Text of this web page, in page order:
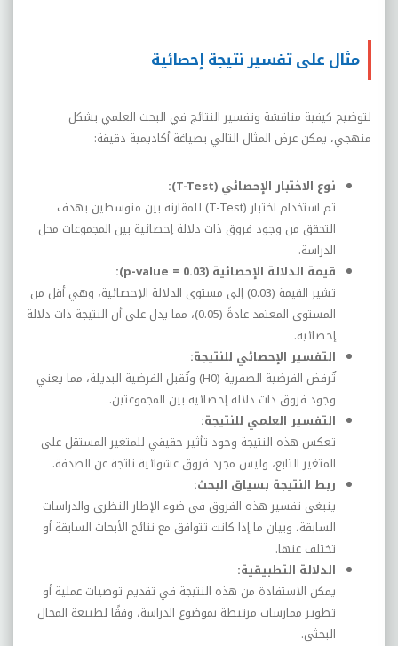
مثال على تفسير نتيجة إحصائية
لتوضيح كيفية مناقشة وتفسير النتائج في البحث العلمي بشكل
منهجي، يمكن عرض المثال التالي بصياغة أكاديمية دقيقة:
نوع الاختبار الإحصائي (T-Test):
تم استخدام اختبار (T-Test) للمقارنة بين متوسطين بهدف
التحقق من وجود فروق ذات دلالة إحصائية بين المجموعات محل
الدراسة.
قيمة الدلالة الإحصائية (p-value = 0.03):
تشير القيمة (0.03) إلى مستوى الدلالة الإحصائية، وهي أقل من
المستوى المعتمد عادةً (0.05)، مما يدل على أن النتيجة ذات دلالة
إحصائية.
التفسير الإحصائي للنتيجة:
تُرفض الفرضية الصفرية (H0) وتُقبل الفرضية البديلة، مما يعني
وجود فروق ذات دلالة إحصائية بين المجموعتين.
التفسير العلمي للنتيجة:
تعكس هذه النتيجة وجود تأثير حقيقي للمتغير المستقل على
المتغير التابع، وليس مجرد فروق عشوائية ناتجة عن الصدفة.
ربط النتيجة بسياق البحث:
ينبغي تفسير هذه الفروق في ضوء الإطار النظري والدراسات
السابقة، وبيان ما إذا كانت تتوافق مع نتائج الأبحاث السابقة أو
تختلف عنها.
الدلالة التطبيقية:
يمكن الاستفادة من هذه النتيجة في تقديم توصيات عملية أو
تطوير ممارسات مرتبطة بموضوع الدراسة، وفقًا لطبيعة المجال
البحثي.